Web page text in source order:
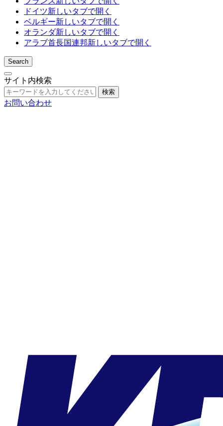
ドイツ新しいタブで開く
ベルギー新しいタブで開く
オランダ新しいタブで開く
アラブ首長国連邦新しいタブで開く
Search
サイト内検索
検索
お問い合わせ